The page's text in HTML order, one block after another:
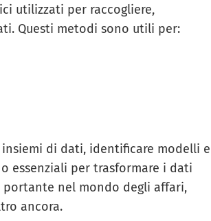
utilizzati per raccogliere,
Questi metodi sono utili per:
di dati, identificare modelli e
essenziali per trasformare i dati
nel mondo degli affari,
ancora.